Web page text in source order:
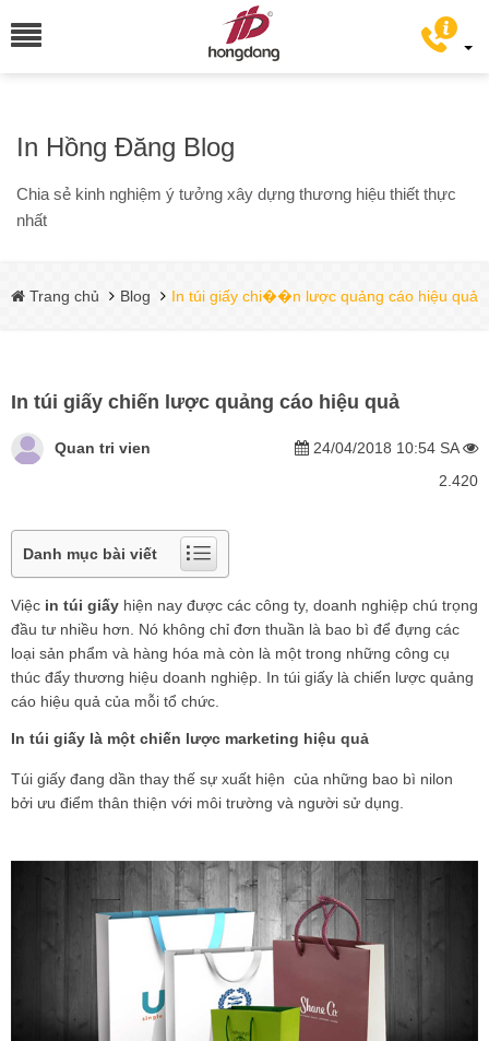
In Hồng Đăng Blog
Chia sẻ kinh nghiệm ý tưởng xây dựng thương hiệu thiết thực
nhất
Trang chủ Blog In túi giấy chi��n lược quảng cáo hiệu quả
In túi giấy chiến lược quảng cáo hiệu quả
Quan tri vien
24/04/2018 10:54 SA
2.420
Danh mục bài viết
Việc in túi giấy hiện nay được các công ty, doanh nghiệp chú trọng
đầu tư nhiều hơn. Nó không chỉ đơn thuần là bao bì để đựng các
loại sản phẩm và hàng hóa mà còn là một trong những công cụ
thúc đẩy thương hiệu doanh nghiệp. In túi giấy là chiến lược quảng
cáo hiệu quả của mỗi tổ chức.
In túi giấy là một chiến lược marketing hiệu quả
Túi giấy đang dần thay thế sự xuất hiện của những bao bì nilon
bởi ưu điểm thân thiện với môi trường và người sử dụng.